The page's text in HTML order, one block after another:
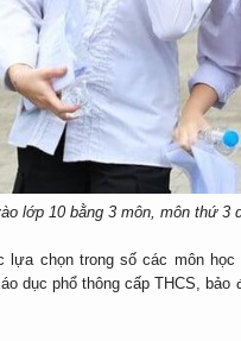
lớp 10 bằng 3 môn, môn thứ 3
lựa chọn trong số các môn
dục phổ thông cấp THCS,